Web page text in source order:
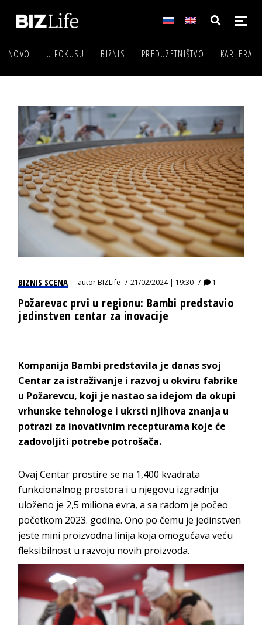
NOVO U FOKUSU BIZNIS PREDUZETNIŠTVO KARIJERA
BIZNIS SCENA autorBIZLife 21/02/2024 | 19:30 1
Požarevac prvi u regionu: Bambi predstavio
jedinstven centar za inovacije
Kompanija Bambi predstavila je danas svoj
Centar za istraživanje i razvoj u okviru fabrike
u Požarevcu, koji je nastao sa idejom da okupi
vrhunske tehnologe i ukrsti njihova znanja u
potrazi za inovativnim recepturama koje će
zadovoljiti potrebe potrošača.
Ovaj Centar prostire se na 1,400 kvadrata
funkcionalnog prostora i u njegovu izgradnju
uloženo je 2,5 miliona evra, a sa radom je počeo
početkom 2023. godine. Ono po čemu je jedinstven
jeste mini proizvodna linija koja omogućava veću
fleksibilnost u razvoju novih proizvoda.